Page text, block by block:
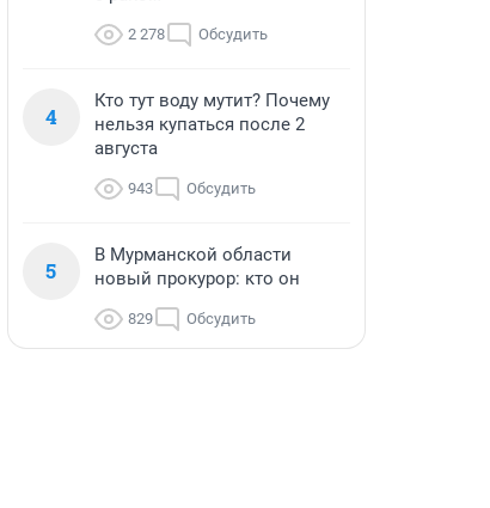
2 278 Обсудить
4
Кто тут воду мутит? Почему
нельзя купаться после 2
августа
943 Обсудить
5
В Мурманской области
новый прокурор: кто он
829 Обсудить